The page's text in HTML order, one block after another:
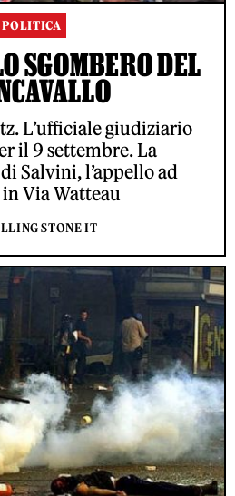
POLITICA
SGOMBERO DEL
L’ufficiale giudiziario
il 9 settembre. La
Salvini, l’appello ad
Via Watteau
STONE IT